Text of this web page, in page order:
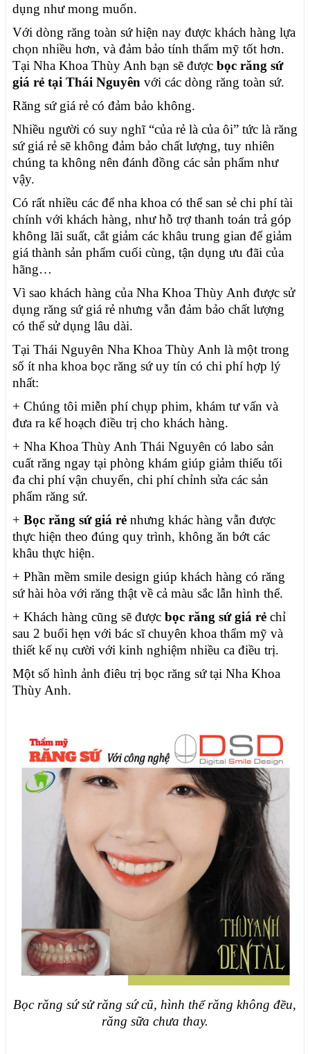
dụng như mong muốn.
Với dòng răng toàn sứ hiện nay được khách hàng lựa
chọn nhiều hơn, và đảm bảo tính thẩm mỹ tốt hơn.
Tại Nha Khoa Thùy Anh bạn sẽ được bọc răng sứ
giá rẻ tại Thái Nguyên với các dòng răng toàn sứ.
Răng sứ giá rẻ có đảm bảo không.
Nhiều người có suy nghĩ “của rẻ là của ôi” tức là răng
sứ giá rẻ sẽ không đảm bảo chất lượng, tuy nhiên
chúng ta không nên đánh đồng các sản phẩm như
vậy.
Có rất nhiều các để nha khoa có thể san sẻ chi phí tài
chính với khách hàng, như hỗ trợ thanh toán trả góp
không lãi suất, cắt giảm các khâu trung gian để giảm
giá thành sản phẩm cuối cùng, tận dụng ưu đãi của
hãng…
Vì sao khách hàng của Nha Khoa Thùy Anh được sử
dụng răng sứ giá rẻ nhưng vẫn đảm bảo chất lượng
có thể sử dụng lâu dài.
Tại Thái Nguyên Nha Khoa Thùy Anh là một trong
số ít nha khoa bọc răng sứ uy tín có chi phí hợp lý
nhất:
+ Chúng tôi miễn phí chụp phim, khám tư vấn và
đưa ra kế hoạch điều trị cho khách hàng.
+ Nha Khoa Thùy Anh Thái Nguyên có labo sản
cuất răng ngay tại phòng khám giúp giảm thiểu tối
đa chi phí vận chuyển, chi phí chỉnh sửa các sản
phẩm răng sứ.
+ Bọc răng sứ giá rẻnhưng khác hàng vẫn được
thực hiện theo đúng quy trình, không ăn bớt các
khâu thực hiện.
+ Phần mềm smile design giúp khách hàng có răng
sứ hài hòa với răng thật về cả màu sắc lẫn hình thể.
+ Khách hàng cũng sẽ được bọc răng sứ giá rẻchỉ
sau 2 buổi hẹn với bác sĩ chuyên khoa thẩm mỹ và
thiết kế nụ cười với kinh nghiệm nhiều ca điều trị.
Một số hình ảnh điêu trị bọc răng sứ tại Nha Khoa
Thùy Anh.
Bọc răng sứ sử răng sứ cũ, hình thể răng không đều,
răng sữa chưa thay.